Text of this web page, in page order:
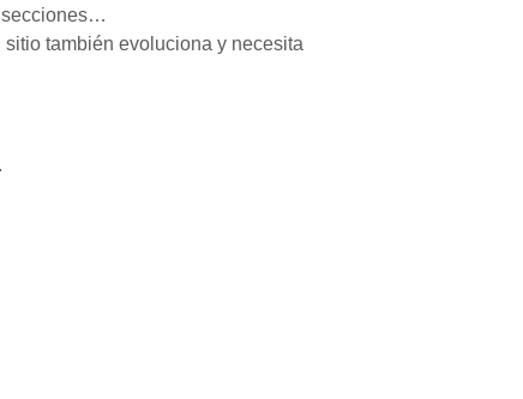
secciones…
también evoluciona y necesita